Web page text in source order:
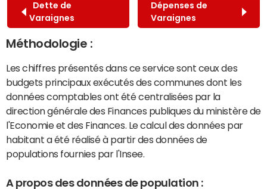
Dette de
Varaignes
Dépenses de
Varaignes
Méthodologie :
Les chiffres présentés dans ce service sont ceux des
budgets principaux exécutés des communes dont les
données comptables ont été centralisées par la
direction générale des Finances publiques du ministère de
l'Economie et des Finances. Le calcul des données par
habitant a été réalisé à partir des données de
populations fournies par l'Insee.
A propos des données de population :